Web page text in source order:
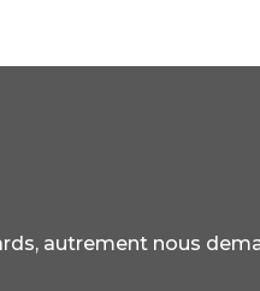
autrement nous